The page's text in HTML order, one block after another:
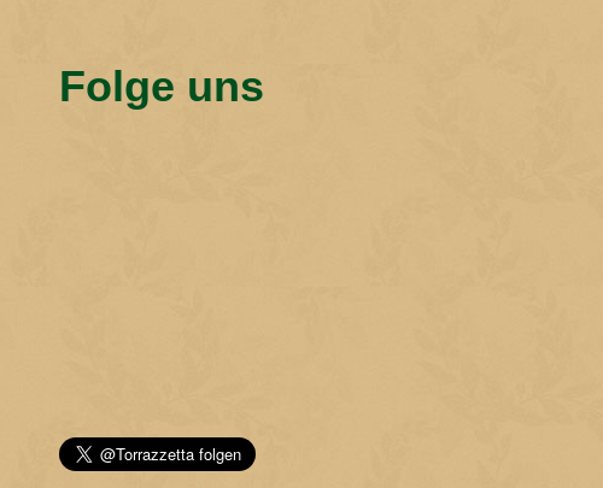
Folge uns